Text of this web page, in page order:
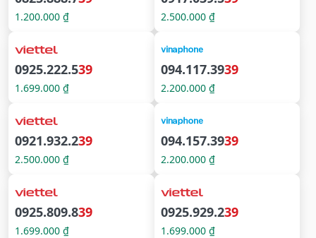
1.200.000 ₫ 2.500.000 ₫
0925.222.539
1.699.000 ₫
094.117.3939
2.200.000 ₫
0921.932.239
2.500.000 ₫
094.157.3939
2.200.000 ₫
0925.809.839
1.699.000 ₫
0925.929.239
1.699.000 ₫